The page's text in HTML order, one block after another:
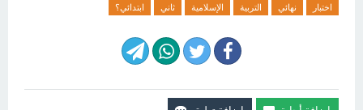
اختبار نهائي التربية الإسلامية ثاني ابتدائي؟